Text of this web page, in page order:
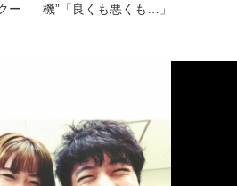
ー
機”「良くも悪くも…」